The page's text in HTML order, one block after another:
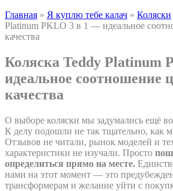
Главная » Я куплю тебе калач » Коляски
Platinum PKLO 3 в 1 — идеальное
качества
Коляска Teddy Platinum
идеальное соотношение
качества
О выборе коляски мы задумались ещё
К делу подошли не так тщательно, как
Отзывов не читали, рынок моделей и
характеристики не изучали. Просто
определиться прямо на месте.
нами на этот момент — это
трансформерам и желание уйти с